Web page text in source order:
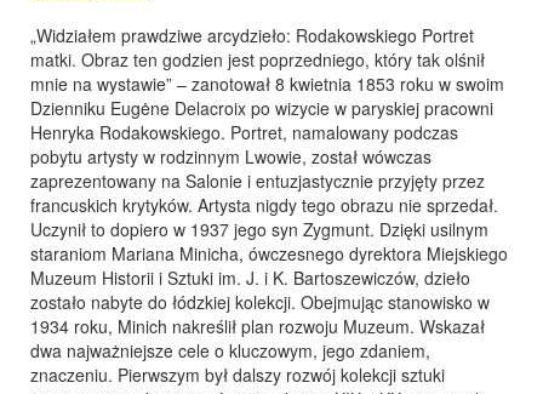
„Widziałem prawdziwe arcydzieło: Rodakowskiego Portret
matki. Obraz ten godzien jest poprzedniego, który tak olśnił
mnie na wystawie” – zanotował 8 kwietnia 1853 roku w swoim
Dzienniku Eugėne Delacroix po wizycie w paryskiej pracowni
Henryka Rodakowskiego. Portret, namalowany podczas
pobytu artysty w rodzinnym Lwowie, został wówczas
zaprezentowany na Salonie i entuzjastycznie przyjęty przez
francuskich krytyków. Artysta nigdy tego obrazu nie sprzedał.
Uczynił to dopiero w 1937 jego syn Zygmunt. Dzięki usilnym
staraniom Mariana Minicha, ówczesnego dyrektora Miejskiego
Muzeum Historii i Sztuki im. J. i K. Bartoszewiczów, dzieło
zostało nabyte do łódzkiej kolekcji. Obejmując stanowisko w
1934 roku, Minich nakreślił plan rozwoju Muzeum. Wskazał
dwa najważniejsze cele o kluczowym, jego zdaniem,
znaczeniu. Pierwszym był dalszy rozwój kolekcji sztuki